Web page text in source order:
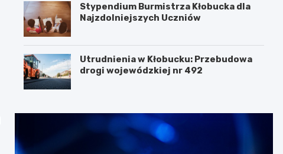
Stypendium Burmistrza Kłobucka dla
Najzdolniejszych Uczniów
Utrudnienia w Kłobucku: Przebudowa
drogi wojewódzkiej nr 492